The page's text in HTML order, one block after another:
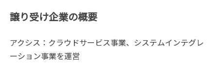
譲り受け企業の概要
アクシス：クラウドサービス事業、システムインテグレ
ーション事業を運営